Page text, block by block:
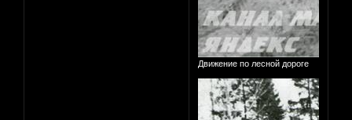
Движение по лесной дороге